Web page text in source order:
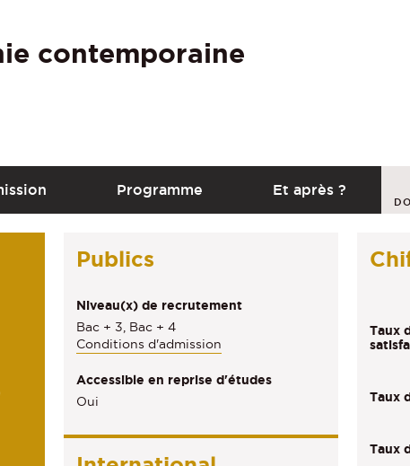
contemporaine
Programme Et après ?
l
a
t
o
Publics
Niveau(x) de recrutement
Bac + 3, Bac + 4
Conditions d'admission
Accessible en reprise d'études
Oui
Taux
Taux
Taux